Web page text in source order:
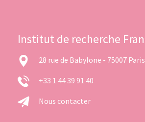
Institut de recherche
28 rue de Babylone - 75007 Paris
+33 1 44 39 91 40
Nous contacter